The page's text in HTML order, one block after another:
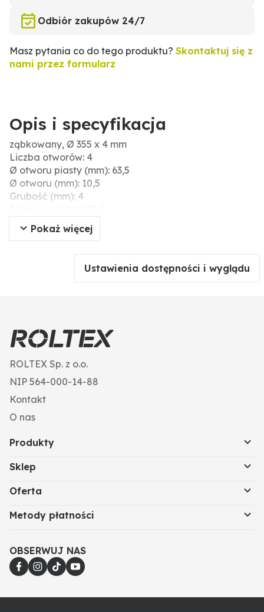
Odbiór zakupów 24/7
Masz pytania co do tego produktu? Skontaktuj się z
nami przez formularz
Opis i specyfikacja
ząbkowany, Ø 355 x 4 mm
Liczba otworów: 4
Ø otworu piasty (mm): 63,5
Ø otworu (mm): 10,5
Grubość (mm): 4
Liczba zębów: 16
Twardość (HRC): 48-52
Wersja: ząbkowany
Ø zew. (mm): 355
Pokaż więcej
Ustawienia dostępności i wyglądu
ROLTEX Sp. z o.o.
NIP 564-000-14-88
Kontakt
O nas
Produkty
Sklep
Oferta
Metody płatności
OBSERWUJ NAS